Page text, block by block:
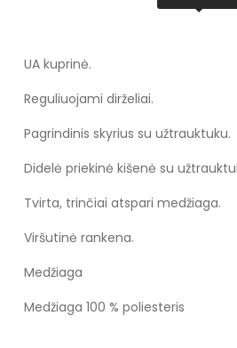
UA kuprinė.
Reguliuojami dirželiai.
Pagrindinis skyrius su užtrauktuku.
Didelė priekinė kišenė su
Tvirta, trinčiai atspari medžiaga.
Viršutinė rankena.
Medžiaga
Medžiaga 100 % poliesteris